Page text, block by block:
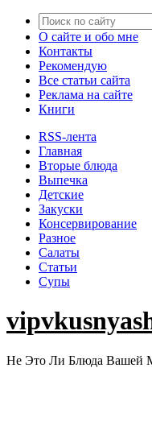
О сайте и обо мне
Контакты
Рекомендую
Все статьи сайта
Реклама на сайте
Книги
RSS-лента
Главная
Вторые блюда
Выпечка
Детские
Закуски
Консервирование
Разное
Салаты
Статьи
Супы
Не Это Ли Блюда Вашей